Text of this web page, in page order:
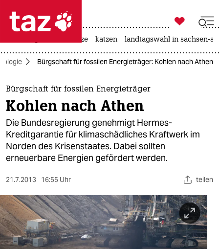
 taz zahl ich
taz zahl ich
themen
politik
öko
gesellschaft
kultur
sport
berlin
nord

taz zahl ich
hitze katzen landtagswahl in sachsen-
Bürgschaft für fossilen Energieträger: Kohlen nach Athen
Bürgschaft für fossilen Energieträger
Kohlen nach Athen
Die Bundesregierung genehmigt Hermes-
Kreditgarantie für klimaschädliches Kraftwerk im
Norden des Krisenstaates. Dabei sollten
erneuerbare Energien gefördert werden.
21.7.2013 16:55 Uhr teilen